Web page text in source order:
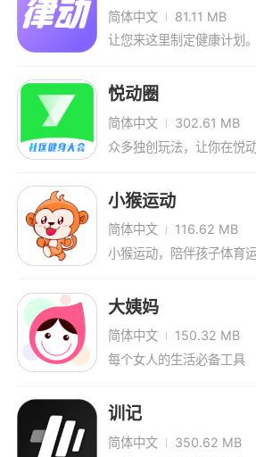
简体中文
81.11 MB
让您来这里制定健康计划。
悦动圈
简体中文
302.61 MB
众多独创玩法，让你在悦
小猴运动
简体中文
116.62 MB
小猴运动，陪伴孩子体育运
大姨妈
简体中文
150.32 MB
每个女人的生活必备工具
训记
简体中文
350.62 MB